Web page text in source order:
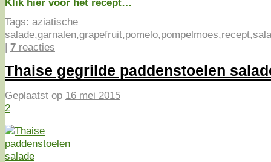
Klik hier voor het recept…
Tags: aziatische
salade,garnalen,grapefruit,pomelo,pompelmoes,recept,
| 7 reacties
Thaise gegrilde paddenstoelen
Geplaatst op 16 mei 2015
2